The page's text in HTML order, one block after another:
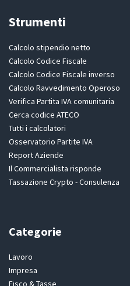
Strumenti
Calcolo stipendio netto
Calcolo Codice Fiscale
Calcolo Codice Fiscale inverso
Calcolo Ravvedimento Operoso
Verifica Partita IVA comunitaria
Cerca codice ATECO
Tutti i calcolatori
Osservatorio Partite IVA
Report Aziende
Il Commercialista risponde
Tassazione Crypto - Consulenza
Categorie
Lavoro
Impresa
Fisco & Tasse